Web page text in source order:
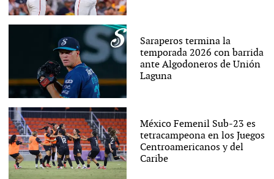
Saraperos termina la
temporada 2026 con barrida
ante Algodoneros de Unión
Laguna
México Femenil Sub-23 es
tetracampeona en los Juegos
Centroamericanos y del
Caribe